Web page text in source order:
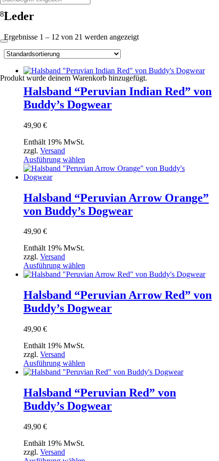
Produkt wurde deinem Warenkorb hinzugefügt.
Leder
Ergebnisse 1 – 12 von 21 werden angezeigt
Halsband “Peruvian Indian Red” von
Buddy’s Dogwear
49,90 €
Enthält 19% MwSt.
zzgl. Versand
Ausführung wählen
Produkt
Varianten
auf.
Die
werden
Halsband “Peruvian Arrow Orange”
von Buddy’s Dogwear
49,90 €
Enthält 19% MwSt.
zzgl. Versand
Ausführung wählen
Produkt
mehrere
Varianten
auf.
gewählt
Halsband “Peruvian Arrow Red” von
Buddy’s Dogwear
49,90 €
Enthält 19% MwSt.
zzgl. Versand
Ausführung wählen
Produkt
mehrere
Varianten
auf.
Halsband “Peruvian Red” von
Buddy’s Dogwear
49,90 €
Enthält 19% MwSt.
zzgl. Versand